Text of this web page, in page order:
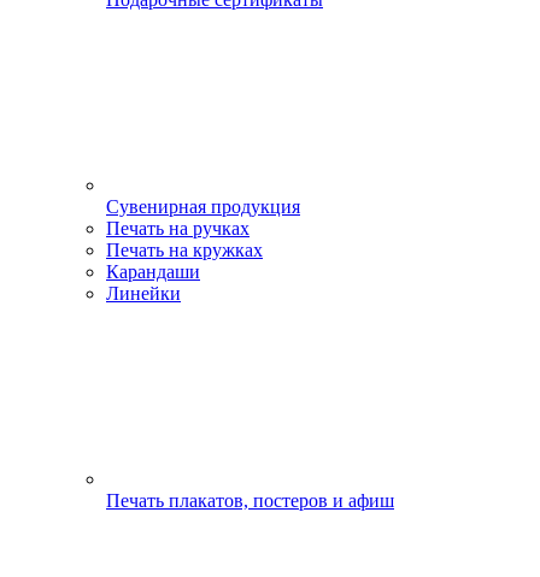
Сувенирная продукция
Печать на ручках
Печать на кружках
Карандаши
Линейки
Печать плакатов, постеров и афиш